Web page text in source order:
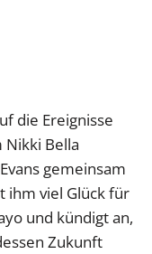
die Ereignisse
Nikki Bella
gemeinsam
ihm viel Glück für
und kündigt an,
Zukunft